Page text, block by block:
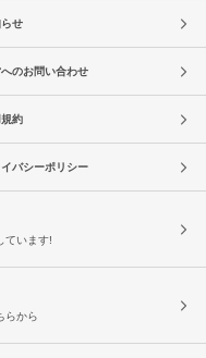
せ
のお問い合わせ
約
イバシーポリシー
ています!
らから